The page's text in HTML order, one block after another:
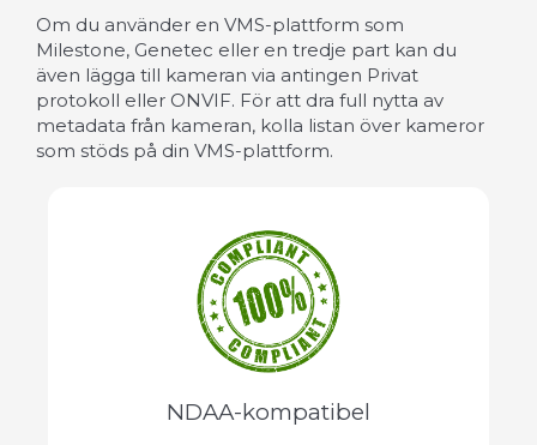
Om du använder en VMS-plattform som
Milestone, Genetec eller en tredje part kan du
även lägga till kameran via antingen Privat
protokoll eller ONVIF. För att dra full nytta av
metadata från kameran, kolla listan över kameror
som stöds på din VMS-plattform.
NDAA-kompatibel